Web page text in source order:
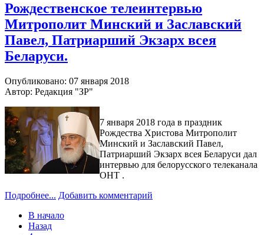
Рождественское телеинтервью
Митрополит Минский и Заславский
Павел, Патриарший Экзарх всея
Беларуси.
Опубликовано: 07 января 2018
Автор: Редакция "ЗР"
7 января 2018 года в праздник
Рождества Христова Митрополит
Минский и Заславский Павел,
Патриарший Экзарх всея Беларуси дал
интервью для белорусского телеканала
ОНТ .
Подробнее... Добавить комментарий
В начало
Назад